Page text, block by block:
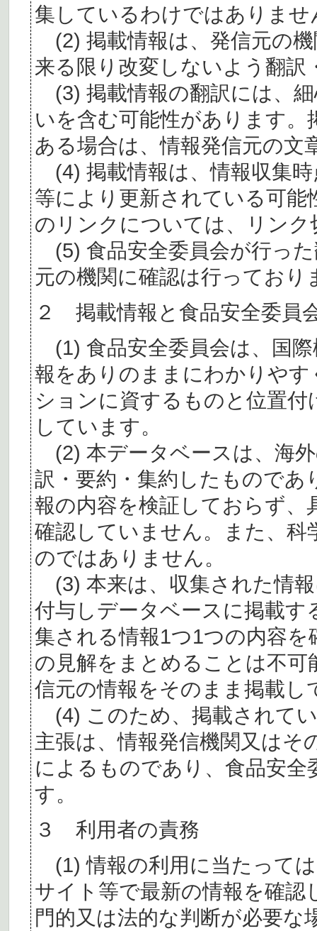
集しているわけではありませ
(2) 掲載情報は、発信元の
来る限り改変しないよう翻訳
(3) 掲載情報の翻訳には、
いを含む可能性があります。
ある場合は、情報発信元の文
(4) 掲載情報は、情報収集
等により更新されている可
のリンクについては、リン
(5) 食品安全委員会が行っ
元の機関に確認は行っており
２ 掲載情報と食品安全委員
(1) 食品安全委員会は、国
報をありのままにわかりや
ションに資するものと位置
しています。
(2) 本データベースは、海
訳・要約・集約したものであ
報の内容を検証しておらず、
確認していません。また、
のではありません。
(3) 本来は、収集された情
付与しデータベースに掲載
集される情報1つ1つの内容
の見解をまとめることは不
信元の情報をそのまま掲載し
(4) このため、掲載されて
主張は、情報発信機関又はそ
によるものであり、食品安
す。
３ 利用者の責務
(1) 情報の利用に当たって
サイト等で最新の情報を確認
門的又は法的な判断が必要